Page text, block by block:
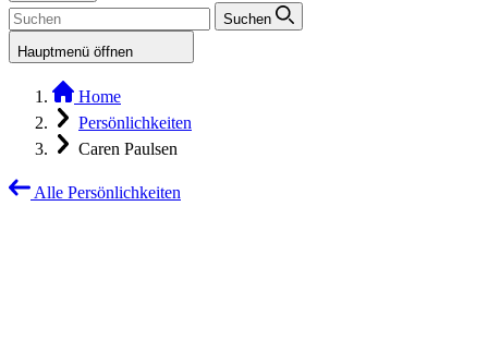
Suchen
Hauptmenü öffnen
Home
Persönlichkeiten
Caren Paulsen
Alle Persönlichkeiten